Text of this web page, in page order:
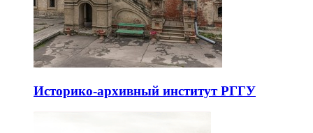
Историко-архивный институт РГГУ